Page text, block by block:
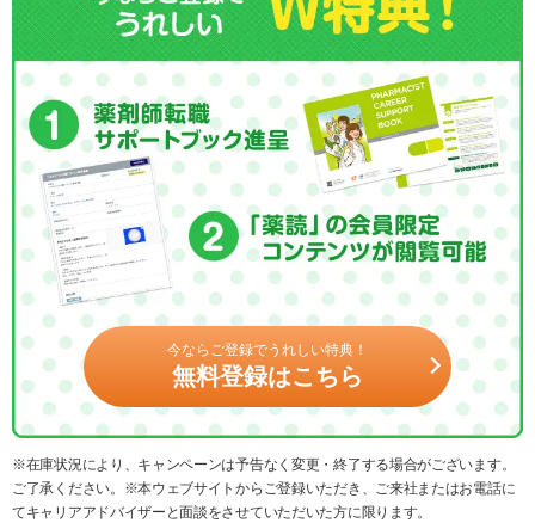
今ならご登録でうれしい特典！
無料登録はこちら
※在庫状況により、キャンペーンは予告なく変更・終了する場合がございます。
ご了承ください。※本ウェブサイトからご登録いただき、ご来社またはお電話に
てキャリアアドバイザーと面談をさせていただいた方に限ります。